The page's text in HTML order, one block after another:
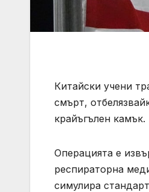
Китайски учени
смърт,
крайъгълен камък.
Операцията е
респираторна
симулира